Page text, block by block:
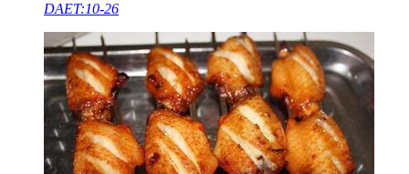
DAET:10-26